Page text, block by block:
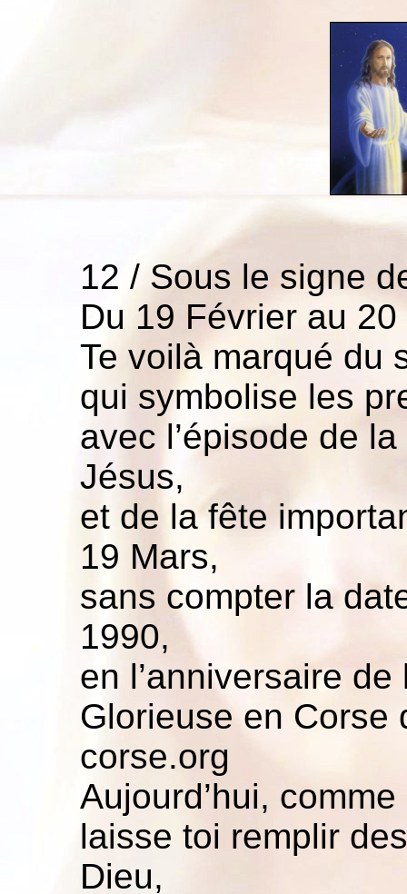
12 / Sous le signe
Du 19 Février au 20
Te voilà marqué du
qui symbolise les
avec l’épisode de
Jésus,
et de la fête
19 Mars,
sans compter la
1990,
en l’anniversaire
Glorieuse en Corse
corse.org
Aujourd’hui,
laisse toi remplir
Dieu,